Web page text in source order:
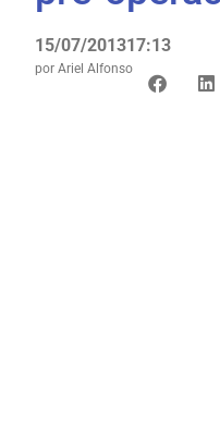
15/07/201317:13
por Ariel Alfonso